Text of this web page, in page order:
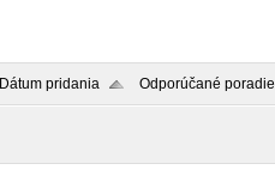
Dátum pridania Odporúčané poradie